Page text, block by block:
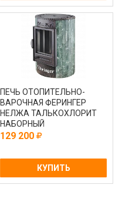
ПЕЧЬ ОТОПИТЕЛЬНО-
ВАРОЧНАЯ ФЕРИНГЕР
НЕЛЖА ТАЛЬКОХЛОРИТ
НАБОРНЫЙ
129 200
КУПИТЬ